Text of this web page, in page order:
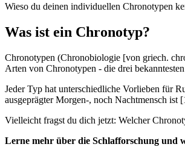
Wieso du deinen individuellen Chronotypen
Was ist ein Chronotyp?
Chronotypen (Chronobiologie [von griech.
Arten von Chronotypen - die drei
Jeder Typ hat unterschiedliche Vorlieben für
ausgeprägter Morgen-, noch Nachtmensch ist
Vielleicht fragst du dich jetzt: Welcher
Lerne mehr über die Schlafforschung und